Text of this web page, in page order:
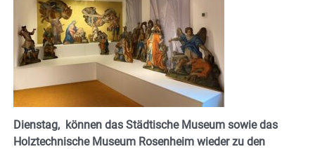
Dienstag, können das Städtische Museum sowie das
Holztechnische Museum Rosenheim wieder zu den